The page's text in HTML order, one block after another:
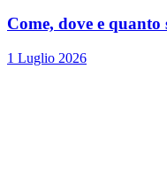
Come, dove e
1 Luglio 2026